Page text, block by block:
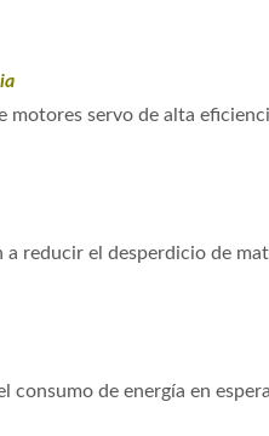
servo de alta
a reducir el desperdicio de
consumo de energía en